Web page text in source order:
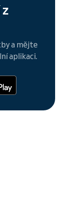
a mějte
aplikaci.